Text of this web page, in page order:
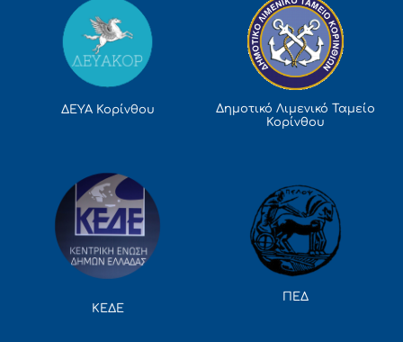
ΔΕΥΑ Κορίνθου
Δημοτικό Λιμενικό Ταμείο
Κορίνθου
ΚΕΔΕ
ΠΕΔ